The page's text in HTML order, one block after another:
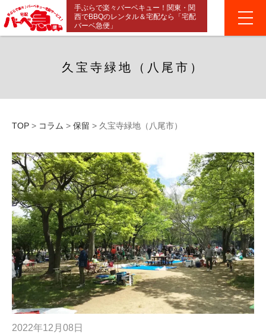
手ぶらで楽々バーベキュー！関東・関
西でBBQのレンタル＆宅配なら「宅配
バーベ急便」
久宝寺緑地（八尾市）
TOP > コラム > 保留 > 久宝寺緑地（八尾市）
2022年12月08日